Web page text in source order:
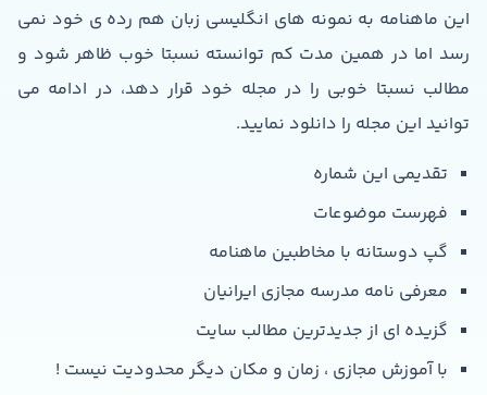
این ماهنامه به نمونه های انگلیسی زبان هم رده ی خود نمی
رسد اما در همین مدت کم توانسته نسبتا خوب ظاهر شود و
مطالب نسبتا خوبی را در مجله خود قرار دهد، در ادامه می
توانید این مجله را دانلود نمایید.
تقدیمی این شماره
فهرست موضوعات
گپ دوستانه با مخاطبین ماهنامه
معرفی نامه مدرسه مجازی ایرانیان
گزیده ای از جدیدترین مطالب سایت
با آموزش مجازی ، زمان و مکان دیگر محدودیت نیست !